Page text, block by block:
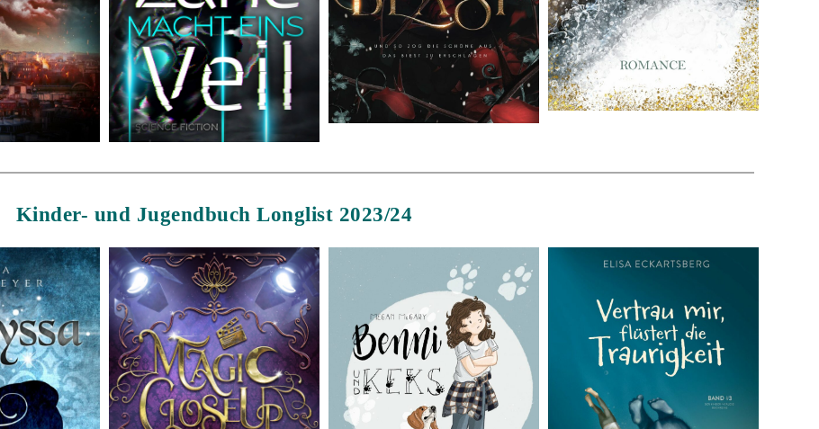
Kinder- und Jugendbuch Longlist 2023/24